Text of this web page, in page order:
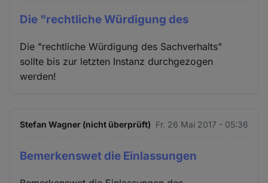
Die "rechtliche Würdigung des
Die "rechtliche Würdigung des Sachverhalts"
sollte bis zur letzten Instanz durchgezogen
werden!
Stefan Wagner (nicht überprüft) Fr. 26 Mai 2017 - 05:36
Bemerkenswet die Einlassungen